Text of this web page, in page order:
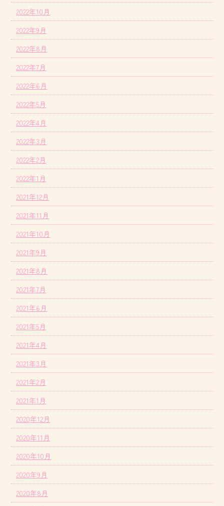
2022年10月
2022年9月
2022年8月
2022年7月
2022年6月
2022年5月
2022年4月
2022年3月
2022年2月
2022年1月
2021年12月
2021年11月
2021年10月
2021年9月
2021年8月
2021年7月
2021年6月
2021年5月
2021年4月
2021年3月
2021年2月
2021年1月
2020年12月
2020年11月
2020年10月
2020年9月
2020年8月